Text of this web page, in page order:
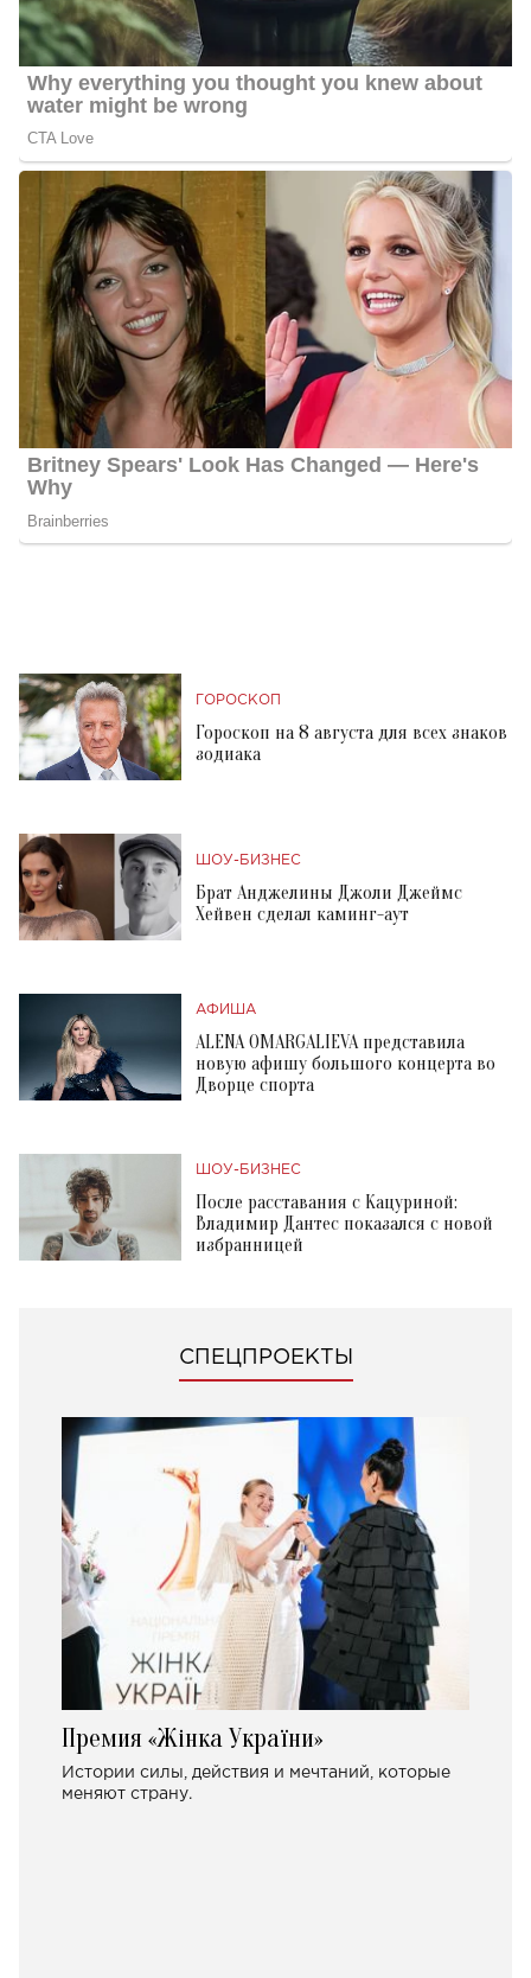
ГОРОСКОП
Гороскоп на 8 августа для всех знаков
зодиака
ШОУ-БИЗНЕС
Брат Анджелины Джоли Джеймс
Хейвен сделал каминг-аут
АФИША
ALENA OMARGALIEVA представила
новую афишу большого концерта во
Дворце спорта
ШОУ-БИЗНЕС
После расставания с Кацуриной:
Владимир Дантес показался с новой
избранницей
СПЕЦПРОЕКТЫ
Премия «Жінка України»
Истории силы, действия и мечтаний, которые
меняют страну.